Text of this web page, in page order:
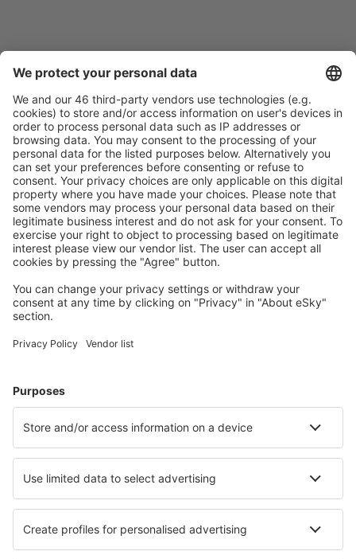
Angebot an Ihre Bedürfnisse angepasst.
Sicher planen
Buchen ohne Sorgen mit einer kostenlosen
Stornierungsoption.
Mehr sparen
Attraktive Preise und Spezialangebote für eingeloggte
Benutzer.
Wählen Sie aus über 1,3 Millionen Unterkünften: Hotels,
Hütten, Apartments und andere.
Unterkünfte in den Niederlanden - Beliebte Städte
Unterkunft in Amsterdam Unterkunft in Callantsoog
Unterkunft in Egmond aan Zee Unterkunft in Gasselte